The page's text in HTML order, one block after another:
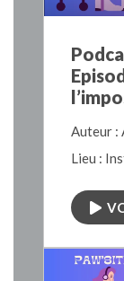
Auteur :
Lieu :